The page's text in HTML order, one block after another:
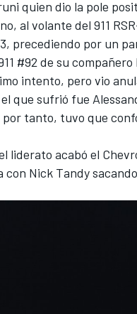
quien dio la pole
al volante del 911
precediendo por un
#92 de su compañero
intento, pero vio
que sufrió fue
tanto, tuvo que
liderato acabó el
con Nick Tandy